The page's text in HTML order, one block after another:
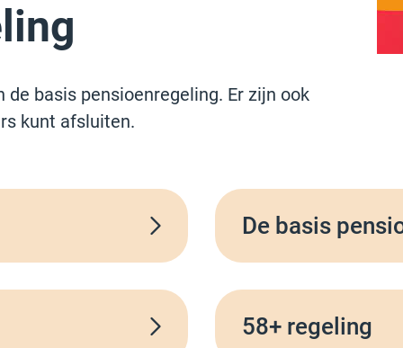
basis pensioenregeling. Er zijn ook
kunt afsluiten.
De basis
58+ regeling